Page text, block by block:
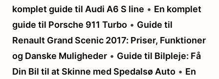
komplet guide til Audi A6 S line • En komplet
guide til Porsche 911 Turbo • Guide til
Renault Grand Scenic 2017: Priser, Funktioner
og Danske Muligheder • Guide til Bilpleje: Få
Din Bil til at Skinne med Spedalsø Auto • En